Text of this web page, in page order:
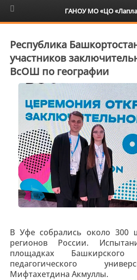
6+
Республика
участников
ВсОШ по географии
В Уфе собрались около 300
регионов России.
площадках Башкирского
педагогического
Мифтахетдина Акмуллы.
ГАНОУ МО «ЦО